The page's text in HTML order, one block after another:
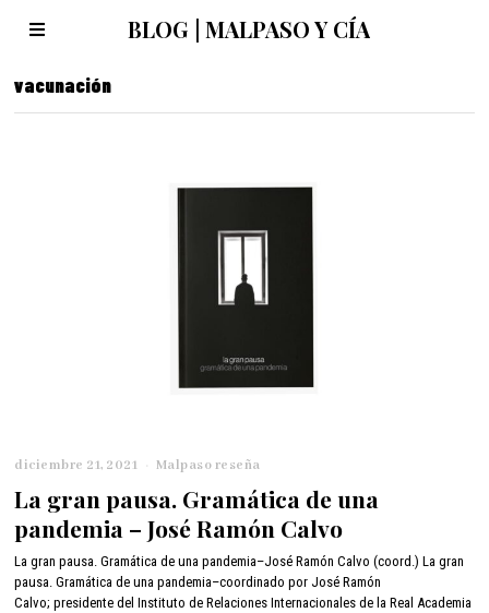
BLOG | MALPASO Y CÍA
vacunación
diciembre 21, 2021
c
m
b
r
Malpaso reseña
La gran pausa. Gramática de una
pandemia – José Ramón Calvo
La gran pausa. Gramática de una pandemia–José Ramón Calvo (coord.) La gran
pausa. Gramática de una pandemia–coordinado por José Ramón
Calvo; presidente del Instituto de Relaciones Internacionales de la Real Academia